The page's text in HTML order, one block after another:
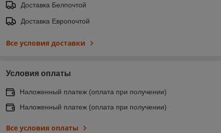
Доставка Белпочтой
Доставка Европочтой
Все условия доставки
Условия оплаты
Наложенный платеж (оплата при получении)
Наложенный платеж (оплата при получении)
Все условия оплаты